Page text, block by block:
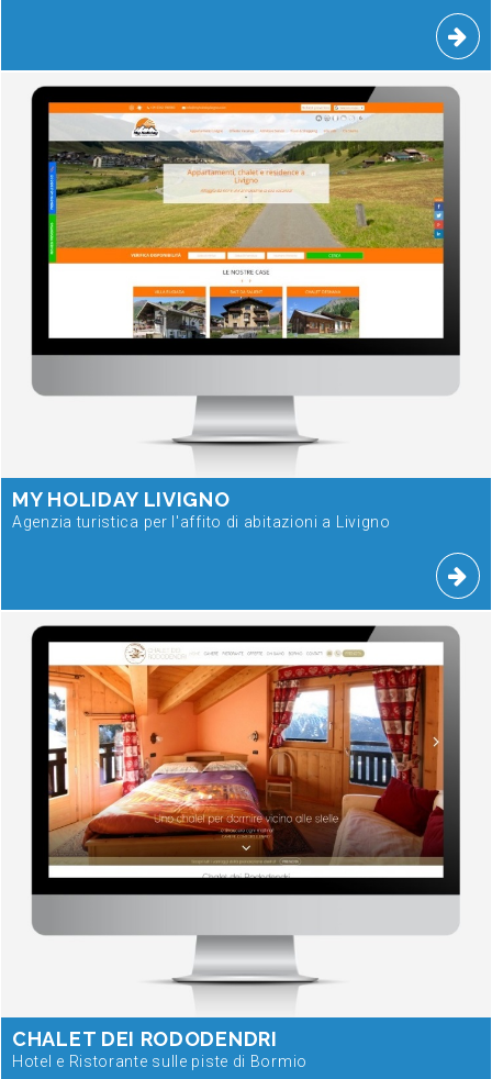
MY HOLIDAY LIVIGNO
Agenzia turistica per l'affito di abitazioni a Livigno
CHALET DEI RODODENDRI
Hotel e Ristorante sulle piste di Bormio